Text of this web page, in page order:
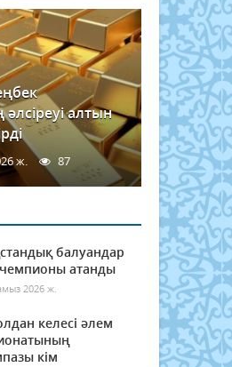
алтын
ж. 87
балуандар
атанды
2026 ж.
келесі әлем
кім